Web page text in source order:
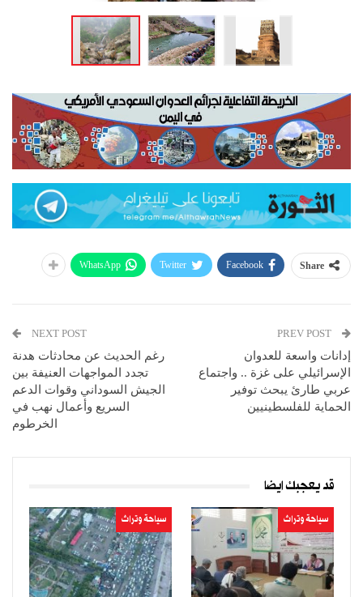
Share
Facebook
Twitter
WhatsApp
إدانات واسعة للعدوان
الإسرائيلي على غزة .. واجتماع
عربي طارئ يبحث توفير
الحماية للفلسطينيين
NEXT POST
رغم الحديث عن محادثات هدنة
تجدد المواجهات العنيفة بين
الجيش السوداني وقوات الدعم
السريع وأعمال نهب في
الخرطوم
قد يعجبك ايضا
سياحة وتراث سياحة وتراث